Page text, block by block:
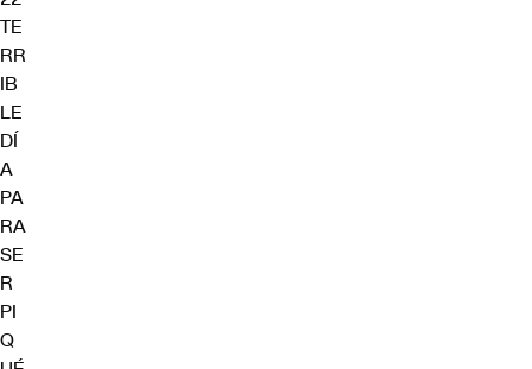
TE
RR
IB
LE
DÍ
A
PA
RA
SE
R
PI
Q